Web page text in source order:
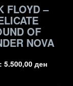
FLOYD –
OF
NOVA
5.500,00 ден